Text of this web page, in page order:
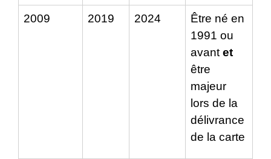
2009 2019 2024
Être né en
1991 ou
avant et
être
majeur
lors de la
délivrance
de la carte